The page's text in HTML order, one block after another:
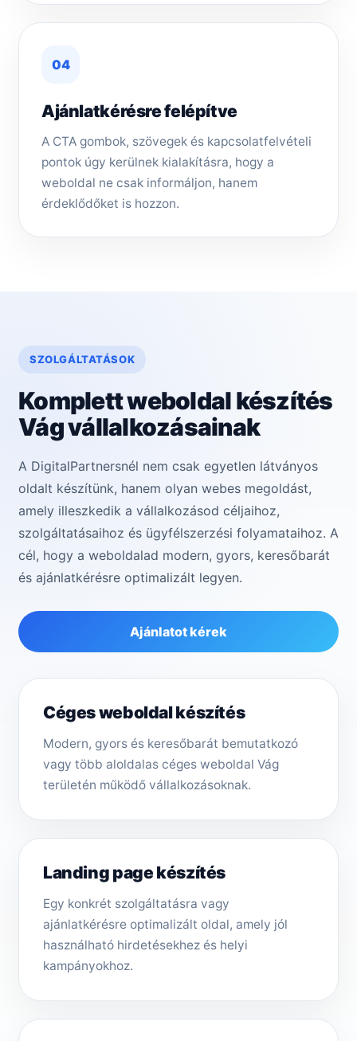
04
Ajánlatkérésre felépítve
A CTA gombok, szövegek és kapcsolatfelvételi
pontok úgy kerülnek kialakításra, hogy a
weboldal ne csak informáljon, hanem
érdeklődőket is hozzon.
SZOLGÁLTATÁSOK
Komplett weboldal készítés
Vág vállalkozásainak
A DigitalPartnersnél nem csak egyetlen látványos
oldalt készítünk, hanem olyan webes megoldást,
amely illeszkedik a vállalkozásod céljaihoz,
szolgáltatásaihoz és ügyfélszerzési folyamataihoz. A
cél, hogy a weboldalad modern, gyors, keresőbarát
és ajánlatkérésre optimalizált legyen.
Ajánlatot kérek
Céges weboldal készítés
Modern, gyors és keresőbarát bemutatkozó
vagy több aloldalas céges weboldal Vág
területén működő vállalkozásoknak.
Landing page készítés
Egy konkrét szolgáltatásra vagy
ajánlatkérésre optimalizált oldal, amely jól
használható hirdetésekhez és helyi
kampányokhoz.